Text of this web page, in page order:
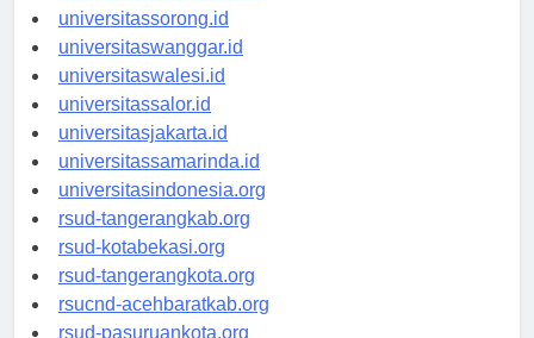
universitasmanokwari.id
universitassorong.id
universitaswanggar.id
universitaswalesi.id
universitassalor.id
universitasjakarta.id
universitassamarinda.id
universitasindonesia.org
rsud-tangerangkab.org
rsud-kotabekasi.org
rsud-tangerangkota.org
rsucnd-acehbaratkab.org